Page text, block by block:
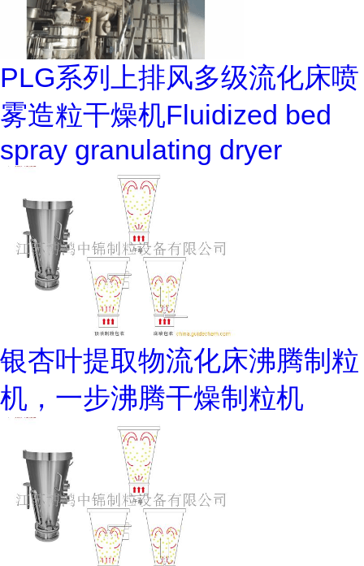
PLG系列上排风多级流化床喷
雾造粒干燥机Fluidized bed
spray granulating dryer
银杏叶提取物流化床沸腾制粒
机，一步沸腾干燥制粒机